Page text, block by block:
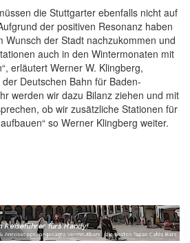
die Stuttgarter ebenfalls nicht auf
der positiven Resonanz haben
Wunsch der Stadt nachzukommen und
auch in den Wintermonaten mit
erläutert Werner W. Klingberg,
Deutschen Bahn für Baden-
werden wir dazu Bilanz ziehen und mit
ob wir zusätzliche Stationen für
so Werner Klingberg weiter.